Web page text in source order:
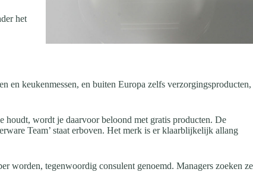
het
en keukenmessen, en buiten Europa zelfs verzorgingsproducten,
houdt, wordt je daarvoor beloond met gratis producten. De
Team’ staat erboven. Het merk is er klaarblijkelijk allang
worden, tegenwoordig consulent genoemd. Managers zoeken ze